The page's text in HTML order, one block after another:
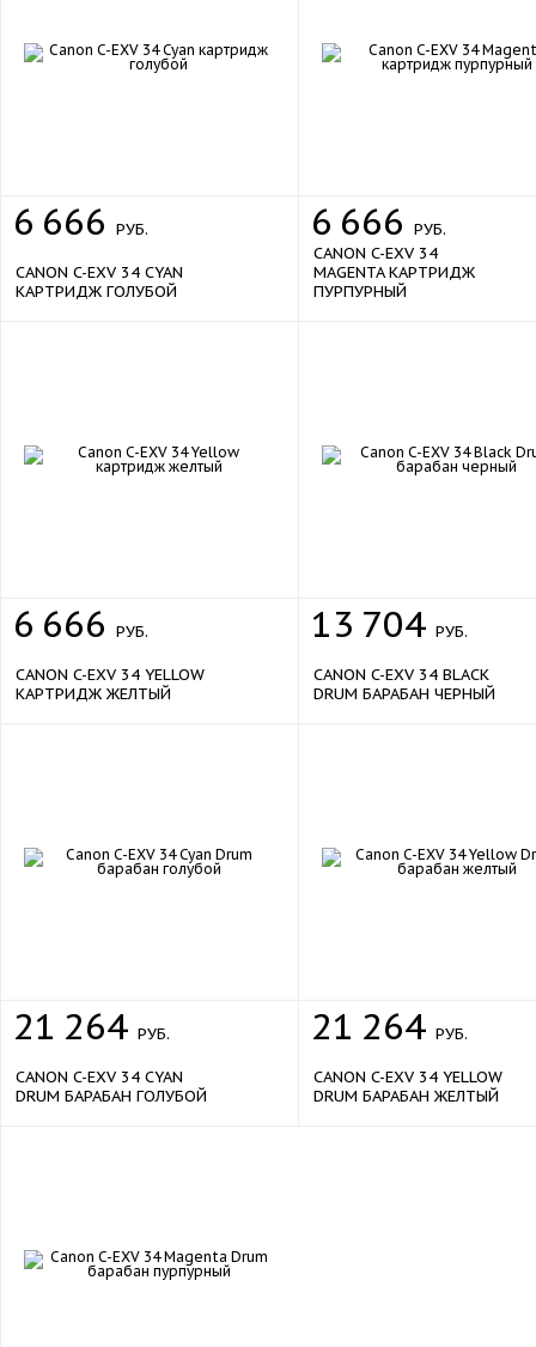
6 666 РУБ.
CANON C-EXV 34 CYAN
КАРТРИДЖ ГОЛУБОЙ
6 666 РУБ.
CANON C-EXV 34
MAGENTA КАРТРИДЖ
ПУРПУРНЫЙ
6 666 РУБ.
CANON C-EXV 34 YELLOW
КАРТРИДЖ ЖЕЛТЫЙ
13 704 РУБ.
CANON C-EXV 34 BLACK
DRUM БАРАБАН ЧЕРНЫЙ
21 264 РУБ.
CANON C-EXV 34 CYAN
DRUM БАРАБАН ГОЛУБОЙ
21 264 РУБ.
CANON C-EXV 34 YELLOW
DRUM БАРАБАН ЖЕЛТЫЙ